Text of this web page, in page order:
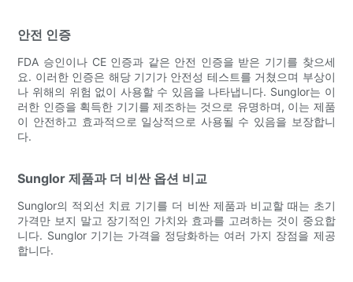
안전 인증
FDA 승인이나 CE 인증과 같은 안전 인증을 받은 기기를 찾으세
요. 이러한 인증은 해당 기기가 안전성 테스트를 거쳤으며 부상이
나 위해의 위험 없이 사용할 수 있음을 나타냅니다. Sunglor는 이
러한 인증을 획득한 기기를 제조하는 것으로 유명하며, 이는 제품
이 안전하고 효과적으로 일상적으로 사용될 수 있음을 보장합니
다.
Sunglor 제품과 더 비싼 옵션 비교
Sunglor의 적외선 치료 기기를 더 비싼 제품과 비교할 때는 초기
가격만 보지 말고 장기적인 가치와 효과를 고려하는 것이 중요합
니다. Sunglor 기기는 가격을 정당화하는 여러 가지 장점을 제공
합니다.